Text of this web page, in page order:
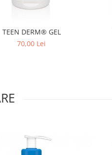
TEEN DERM® GEL
70,00 Lei